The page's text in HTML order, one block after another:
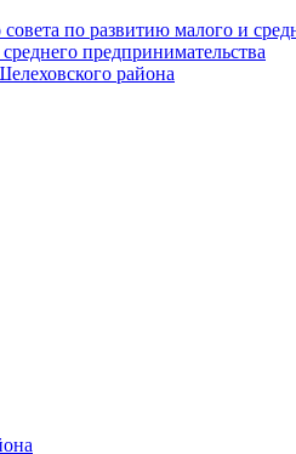
по развитию малого и
предпринимательства
района